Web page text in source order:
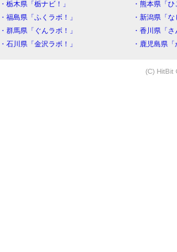
・栃木県「栃ナビ！」
・熊本県「
・福島県「ふくラボ！」
・新潟県「
・群馬県「ぐんラボ！」
・香川県「
・石川県「金沢ラボ！」
・鹿児島県
(C) HitBit